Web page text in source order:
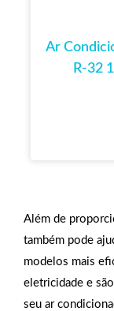
Ar
R-32
Além de
também pode
modelos mais
eletricidade e
seu ar